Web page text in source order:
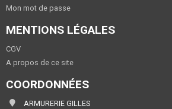
Mon mot de passe
MENTIONS LÉGALES
CGV
A propos de ce site
COORDONNÉES
ARMURERIE GILLES